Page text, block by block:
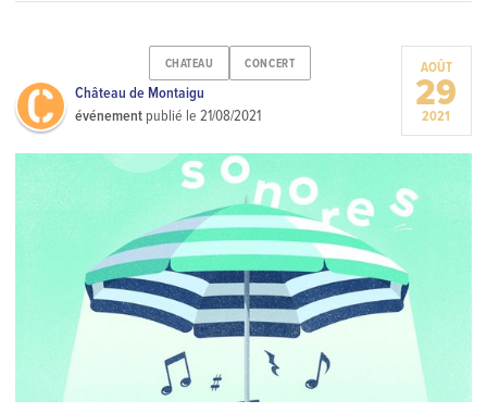
CHATEAU CONCERT
Château de Montaigu
événement publié le21/08/2021
AOÛT
29
2021